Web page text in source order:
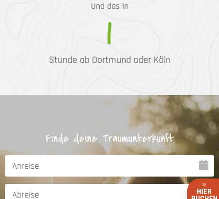
Und das in
1
Stunde ab Dortmund oder Köln
Finde deine Traumunterkunft